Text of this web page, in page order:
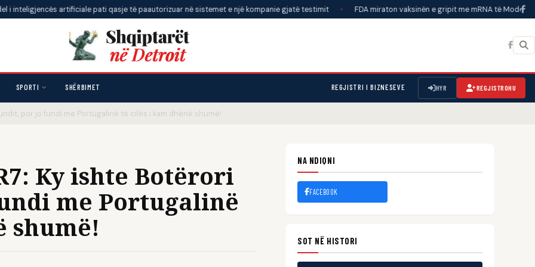
artificiale pati qasje të paautorizuar në sistemet e një kompanie gjatë testimit • FDA miraton vaksinën e gripit me mRNA të Modernas për të
SPORTI SHËRBIMET REGJISTRI I BIZNESEVE HYR REGJISTROHU
por jo fundi me Portugalinë të cilës i kam dhënë shumë!
Ky ishte Botërori
me Portugalinë
shumë!
NA NDIQNI
FACEBOOK
SOT NË HISTORI